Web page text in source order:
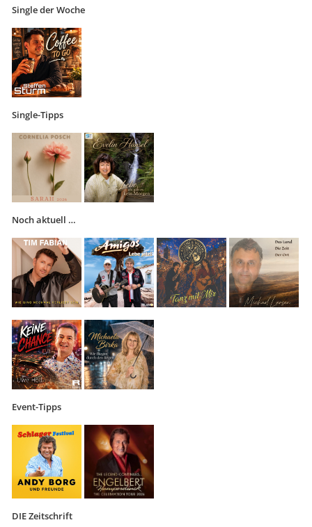
Single der Woche
Single-Tipps
Noch aktuell …
Event-Tipps
DIE Zeitschrift